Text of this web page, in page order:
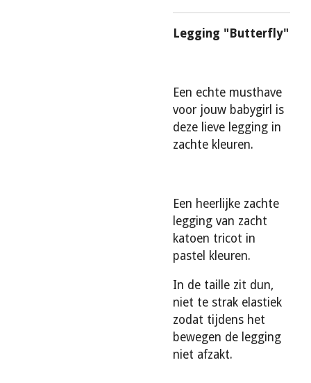
Legging "Butterfly"
Een echte musthave
voor jouw babygirl is
deze lieve legging in
zachte kleuren.
Een heerlijke zachte
legging van zacht
katoen tricot in
pastel kleuren.
In de taille zit dun,
niet te strak elastiek
zodat tijdens het
bewegen de legging
niet afzakt.